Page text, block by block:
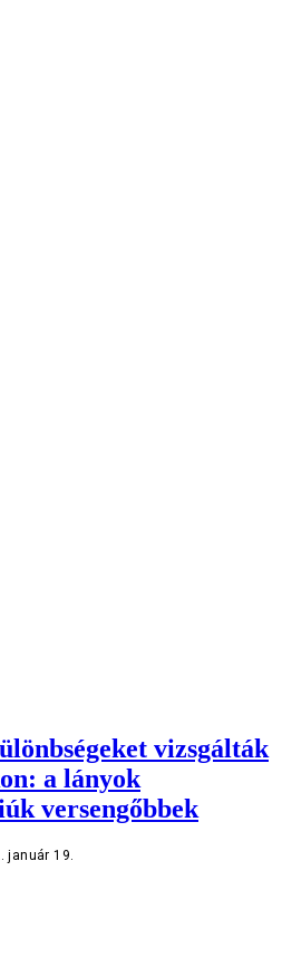
vizsgálták
a lányok
versengőbbek
január 19.